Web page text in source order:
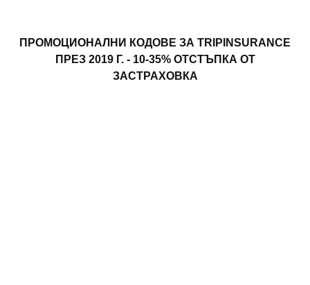
ПРОМОЦИОНАЛНИ КОДОВЕ ЗА TRIPINSURANCE
ПРЕЗ 2019 Г. - 10-35% ОТСТЪПКА ОТ
ЗАСТРАХОВКА